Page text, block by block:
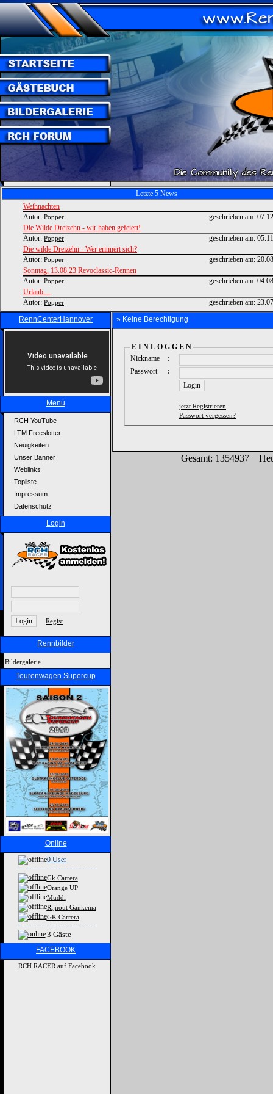
Letzte 5 News
Weihnachten
Autor: Popper geschrieben am:
Die Wilde Dreizehn - wir haben gefeiert!
Autor: Popper geschrieben am:
Die wilde Dreizehn - Wer erinnert sich?
Autor: Popper geschrieben am:
Sonntag, 13.08.23 Revoclassic-Rennen
Autor: Popper geschrieben am:
Urlaub....
Autor: Popper geschrieben am:
RennCenterHannover
Menü
RCH YouTube
LTM Freeslotter
Neuigkeiten
Unser Banner
Weblinks
Topliste
Impressum
Datenschutz
Login
Regist
Rennbilder
Bildergalerie
Tourenwagen Supercup
Online
0 User
Gk Carrera
Orange UP
Muddi
Rijnout Gankema
GK Carrera
3 Gäste
FACEBOOK
RCH RACER auf Facebook
» Keine Berechtigung
E I N L O G G E N
Nickname
:
Passwort
:
jetzt Registrieren
Passwort vergessen?
Gesamt: 1354937